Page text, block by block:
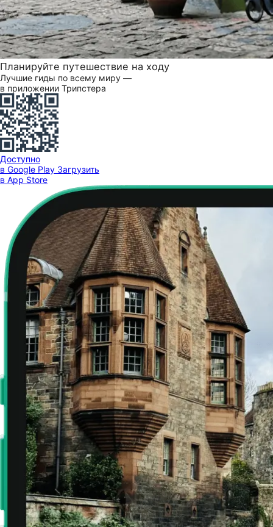
Планируйте путешествие на ходу
Лучшие гиды по всему миру —
в приложении Трипстера
Доступно
в Google Play Загрузить
в App Store